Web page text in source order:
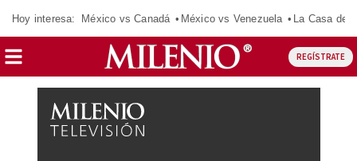
Hoy interesa: México vs Canadá México vs Venezuela La Casa de
REGÍSTRATE